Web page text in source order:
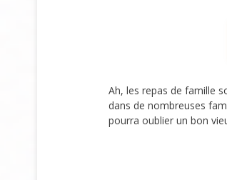
Ah, les repas de famille
dans de nombreuses
pourra oublier un bon